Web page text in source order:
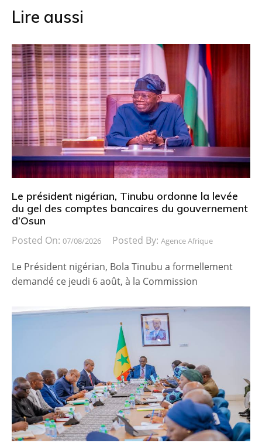
Lire aussi
Le président nigérian, Tinubu ordonne la levée
du gel des comptes bancaires du gouvernement
d’Osun
Posted On: 07/08/2026 Posted By: Agence Afrique
Le Président nigérian, Bola Tinubu a formellement
demandé ce jeudi 6 août, à la Commission